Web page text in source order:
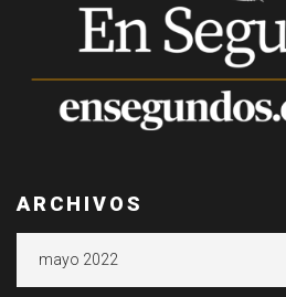
ARCHIVOS